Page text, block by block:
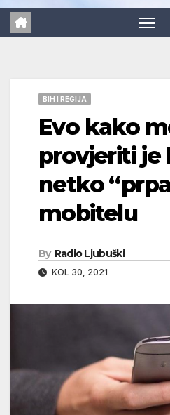
BIH I REGIJA
Evo kako
provjeriti je
netko
mobitelu
By Radio Ljubuški
KOL 30, 2021